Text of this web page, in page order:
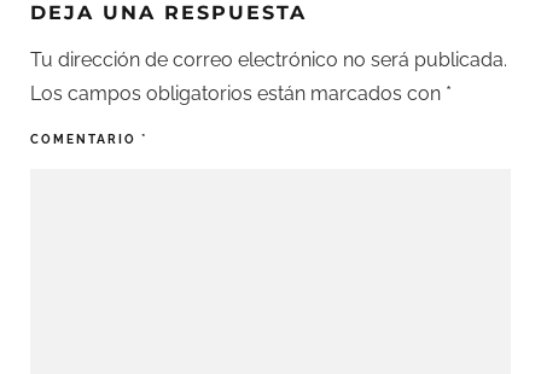
DEJA UNA RESPUESTA
Tu dirección de correo electrónico no será publicada.
Los campos obligatorios están marcados con *
COMENTARIO *